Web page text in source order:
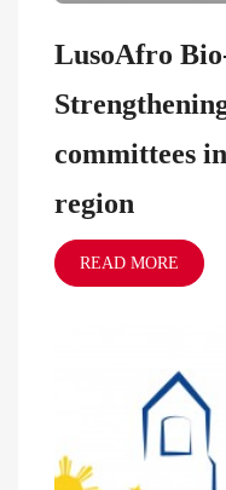
LusoAfro
committees
region
READ MORE